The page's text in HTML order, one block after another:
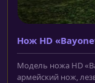
Нож HD
Модель ножа HD
армейский нож,